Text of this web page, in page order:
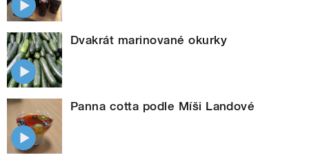
Dvakrát marinované okurky
Panna cotta podle Míši Landové